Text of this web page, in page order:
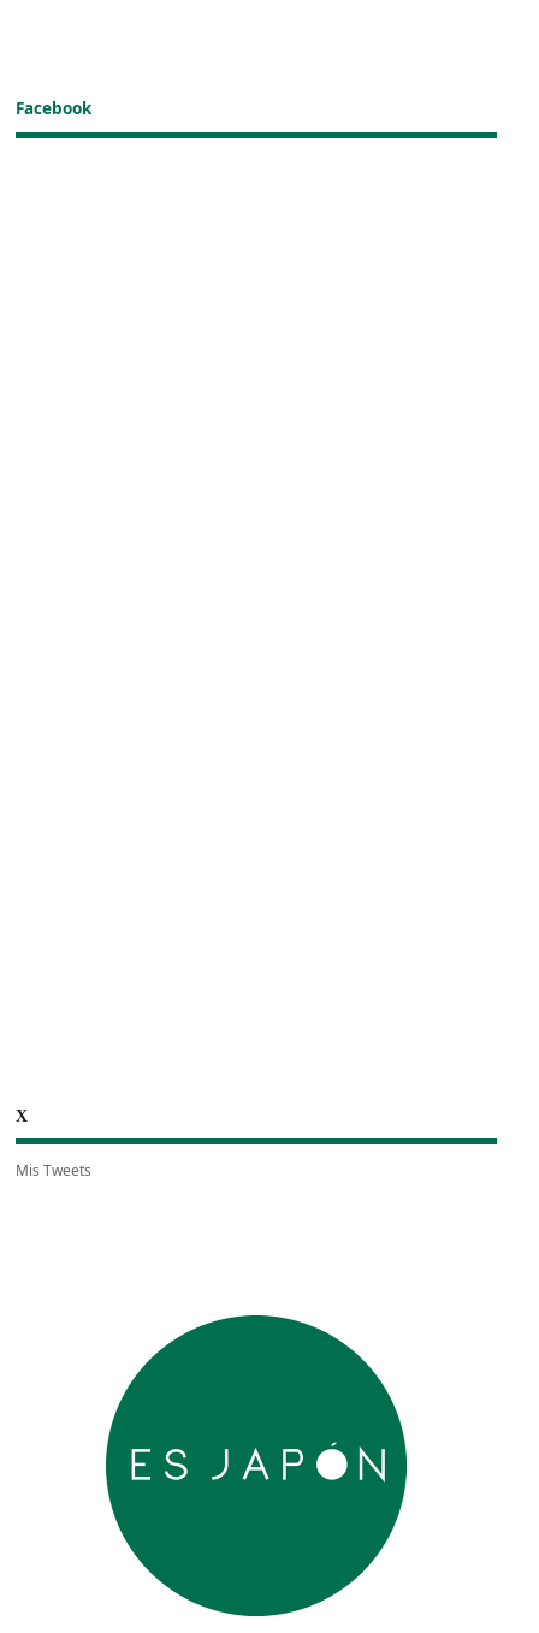
Facebook
X
Mis Tweets